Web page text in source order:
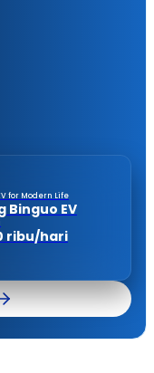
for Modern Life
Binguo EV
ribu/hari